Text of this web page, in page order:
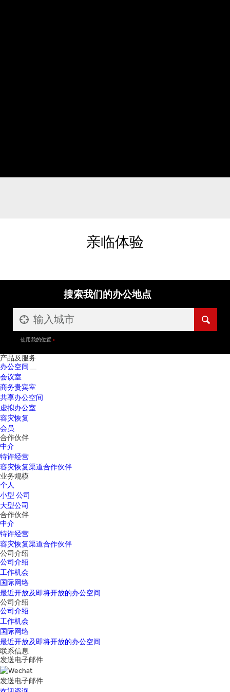
亲临体验
搜索我们的办公地点
使用我的位置
产品及服务
办公空间
会议室
商务贵宾室
共享办公空间
虚拟办公室
容灾恢复
会员
合作伙伴
中介
特许经营
容灾恢复渠道合作伙伴
业务规模
个人
小型 公司
大型公司
合作伙伴
中介
特许经营
容灾恢复渠道合作伙伴
公司介绍
公司介绍
工作机会
国际网络
最近开放及即将开放的办公空间
公司介绍
公司介绍
工作机会
国际网络
最近开放及即将开放的办公空间
联系信息
发送电子邮件
发送电子邮件